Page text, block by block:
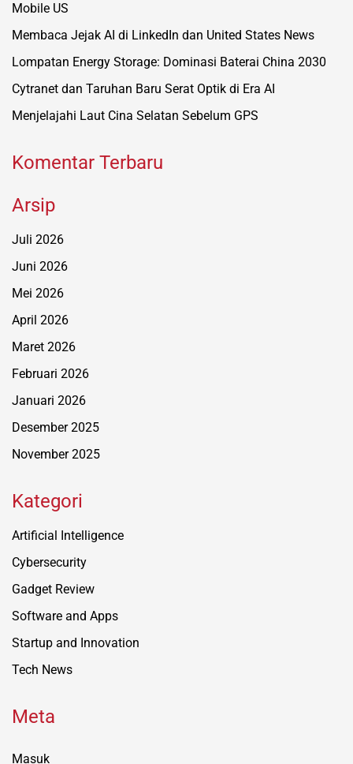
Mobile US
Membaca Jejak AI di LinkedIn dan United States News
Lompatan Energy Storage: Dominasi Baterai China 2030
Cytranet dan Taruhan Baru Serat Optik di Era AI
Menjelajahi Laut Cina Selatan Sebelum GPS
Komentar Terbaru
Arsip
Juli 2026
Juni 2026
Mei 2026
April 2026
Maret 2026
Februari 2026
Januari 2026
Desember 2025
November 2025
Kategori
Artificial Intelligence
Cybersecurity
Gadget Review
Software and Apps
Startup and Innovation
Tech News
Meta
Masuk